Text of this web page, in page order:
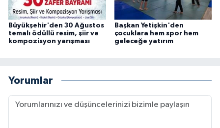
Büyükşehir'den 30 Ağustos
temalı ödüllü resim, şiir ve
kompozisyon yarışması
Başkan Yetişkin'den
çocuklara hem spor hem
geleceğe yatırım
Yorumlar